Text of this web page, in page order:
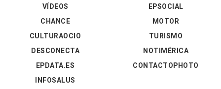
VÍDEOS
EPSOCIAL
CHANCE
CULTURAOCIO
DESCONECTA
EPDATA.ES
INFOSALUS
MOTOR
TURISMO
NOTIMÉRICA
CONTACTOPHOTO